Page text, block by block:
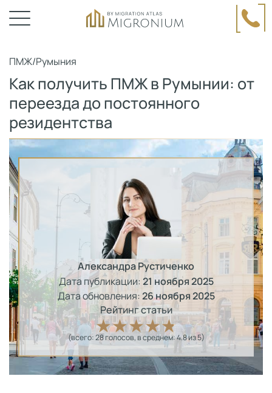
ПМЖ/Румыния
Как получить ПМЖ в Румынии: от
переезда до постоянного
резидентства
Александра Рустиченко
Дата публикации:21 ноября 2025
Дата обновления:26 ноября 2025
Рейтинг статьи
(всего:28голосов, в среднем:4.8из 5)